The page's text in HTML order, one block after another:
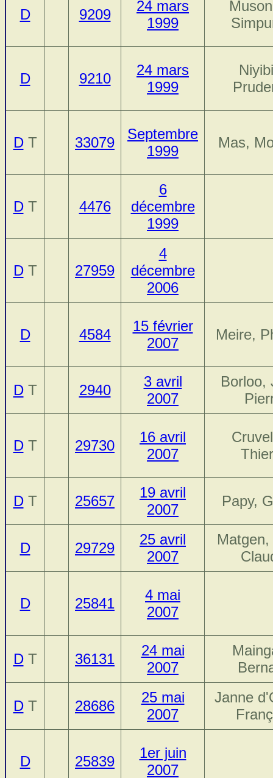
D 9209
24 mars
1999
D 9210
24 mars
1999
DT 33079
Septembre
1999
Mas,
DT 4476
6
décembre
1999
DT 27959
4
décembre
2006
D 4584
15 février
2007
Meire,
DT 2940
3 avril
2007
Borloo,
DT 29730
16 avril
2007
DT 25657
19 avril
2007
Papy,
D 29729
25 avril
2007
D 25841
4 mai
2007
DT 36131
24 mai
2007
DT 28686
25 mai
2007
Janne
D 25839
1er juin
2007